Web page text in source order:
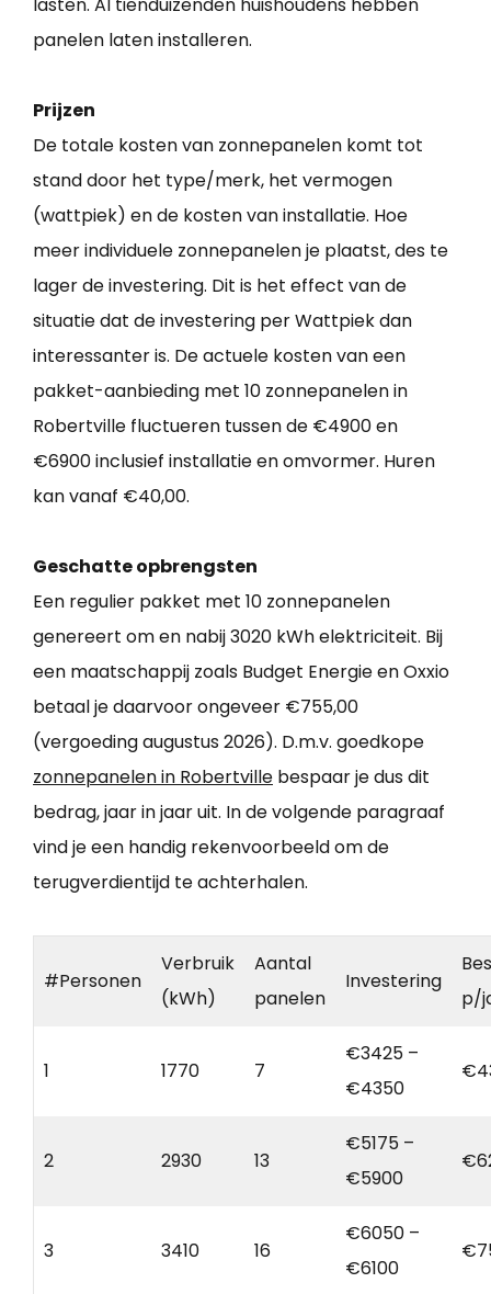
panelen laten installeren.
Prijzen
De totale kosten van zonnepanelen komt tot
stand door het type/merk, het vermogen
(wattpiek) en de kosten van installatie. Hoe
meer individuele zonnepanelen je plaatst, des te
lager de investering. Dit is het effect van de
situatie dat de investering per Wattpiek dan
interessanter is. De actuele kosten van een
pakket-aanbieding met 10 zonnepanelen in
Robertville fluctueren tussen de €4900 en
€6900 inclusief installatie en omvormer. Huren
kan vanaf €40,00.
Geschatte opbrengsten
Een regulier pakket met 10 zonnepanelen
genereert om en nabij 3020 kWh elektriciteit. Bij
een maatschappij zoals Budget Energie en Oxxio
betaal je daarvoor ongeveer €755,00
(vergoeding augustus 2026). D.m.v. goedkope
zonnepanelen in Robertville bespaar je dus dit
bedrag, jaar in jaar uit. In de volgende paragraaf
vind je een handig rekenvoorbeeld om de
terugverdientijd te achterhalen.
#Personen
Verbruik
(kWh)
Aantal
panelen
Investering
p/
1 1770 7
€3425 –
€4350
2 2930 13
€5175 –
€5900
3 3410 16
€6050 –
€6100